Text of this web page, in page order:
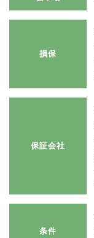
損保
保証会社
条件